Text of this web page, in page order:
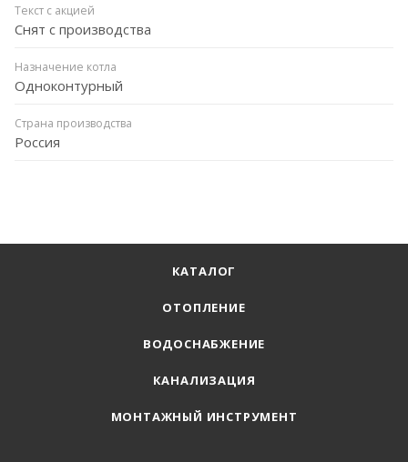
Текст с акцией
Снят с производства
Назначение котла
Одноконтурный
Страна производства
Россия
КАТАЛОГ
ОТОПЛЕНИЕ
ВОДОСНАБЖЕНИЕ
КАНАЛИЗАЦИЯ
МОНТАЖНЫЙ ИНСТРУМЕНТ